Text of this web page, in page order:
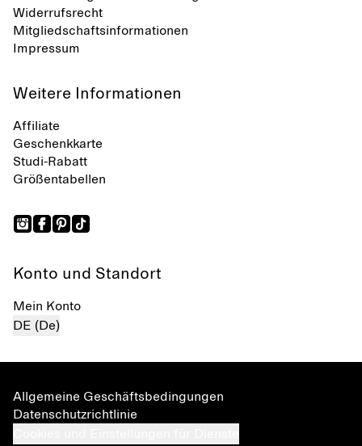
Widerrufsrecht
Mitgliedschaftsinformationen
Impressum
Weitere Informationen
Affiliate
Geschenkkarte
Studi-Rabatt
Größentabellen
Konto und Standort
Mein Konto
DE (De)
Allgemeine Geschäftsbedingungen
Datenschutzrichtlinie